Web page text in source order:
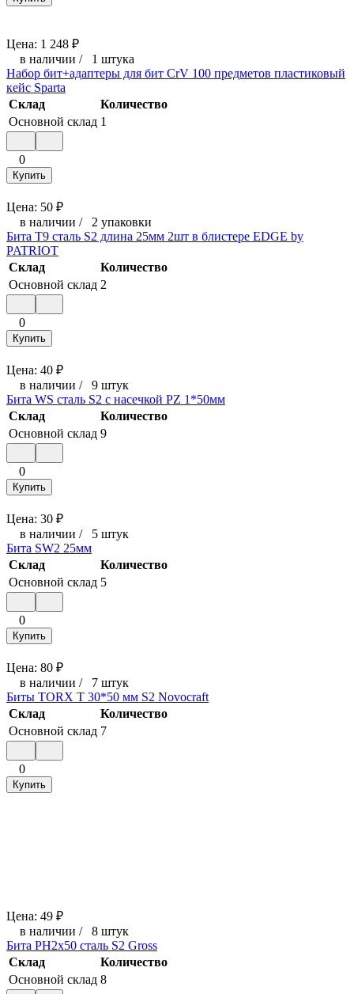
Цена: 1 248 ₽
в наличии / 1 штука
Набор бит+адаптеры для бит CrV 100 предметов пластиковый
кейс Sparta
Склад
Количество
Основной склад 1
0
Купить
Цена: 50 ₽
в наличии / 2 упаковки
Бита T9 сталь S2 длина 25мм 2шт в блистере EDGE by
PATRIOT
Склад
Количество
Основной склад 2
0
Купить
Цена: 40 ₽
в наличии / 9 штук
Бита WS сталь S2 с насечкой РZ 1*50мм
Склад
Количество
Основной склад 9
0
Купить
Цена: 30 ₽
в наличии / 5 штук
Бита SW2 25мм
Склад
Количество
Основной склад 5
0
Купить
Цена: 80 ₽
в наличии / 7 штук
Биты TORX T 30*50 мм S2 Novocraft
Склад
Количество
Основной склад 7
0
Купить
Цена: 49 ₽
в наличии / 8 штук
Бита РН2х50 сталь S2 Gross
Склад
Количество
Основной склад 8